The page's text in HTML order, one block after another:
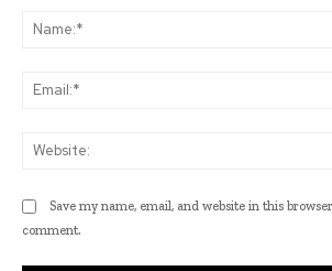
Save my name, email, and website in this
comment.